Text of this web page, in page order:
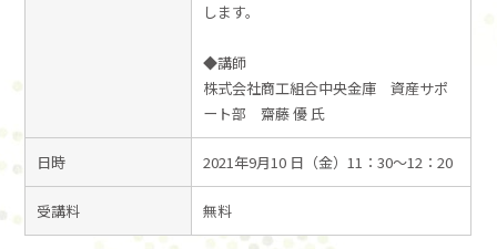
します。
◆講師
株式会社商工組合中央金庫 資産サポ
ート部 齋藤 優 氏
日時 2021年9月10 日（金）11：30～12：20
受講料 無料